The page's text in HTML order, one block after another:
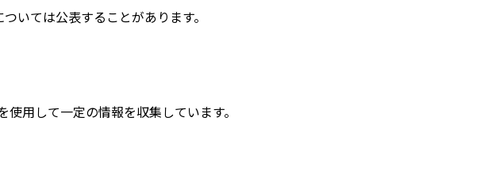
いては公表することがあります。
用して一定の情報を収集しています。